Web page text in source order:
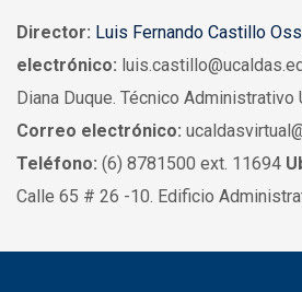
Director: Luis Fernando Castillo
electrónico:
Diana Duque. Técnico Administrativo
Correo electrónico:
Teléfono: (6) 8781500 ext. 11694
Calle 65 # 26 -10. Edificio